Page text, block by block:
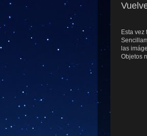
Esta vez
las
Objetos